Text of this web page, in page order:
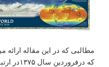
مطالبی که در این مقاله ارائه
که